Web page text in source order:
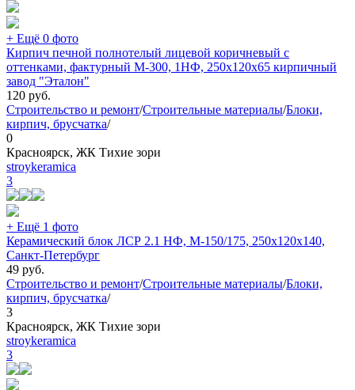
+ Ещё 0 фото
Кирпич печной полнотелый лицевой коричневый с
оттенками, фактурный М-300, 1НФ, 250х120х65 кирпичный
завод "Эталон"
120 руб.
Строительство и ремонт/Строительные материалы/Блоки,
кирпич, брусчатка/
0
Красноярск, ЖК Тихие зори
stroykeramica
3
+ Ещё 1 фото
Керамический блок ЛСР 2.1 НФ, М-150/175, 250х120х140,
Санкт-Петербург
49 руб.
Строительство и ремонт/Строительные материалы/Блоки,
кирпич, брусчатка/
3
Красноярск, ЖК Тихие зори
stroykeramica
3